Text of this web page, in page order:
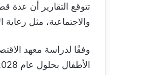
تتوقع التقارير أن عدة
والاجتماعية، مثل رعاية
الأطفال بحلول عام 2028، مما قد يؤدي إلى تقليص أماكن الرعاية وتعديل ساعات العمل.